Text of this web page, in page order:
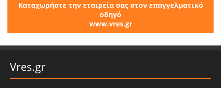
Καταχωρήστε την εταιρεία σας στον επαγγελματικό
οδηγό
www.vres.gr
Vres.gr